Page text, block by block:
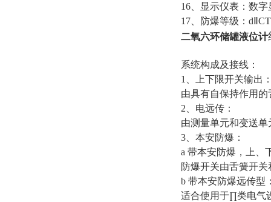
16、显示仪表：数
17、防爆等级：
二氧六环储罐液位计
系统构成及接线：
1、上下限开关输出
由具有自保持作用
2、电远传：
由测量单元和变送
3、本安防爆：
a 带本安防爆，上、
防爆开关由舌簧开
b 带本安防爆远传型
适合使用于∏类电气